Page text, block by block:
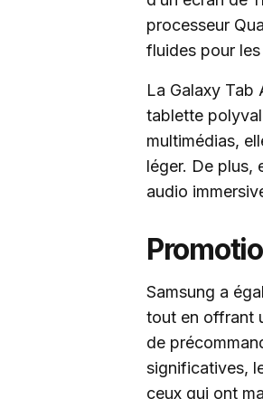
processeur
fluides pour
La Galaxy Tab
tablette
multimédias,
léger. De plus,
audio
Samsung a
tout en offrant
de
significatives,
ceux qui ont